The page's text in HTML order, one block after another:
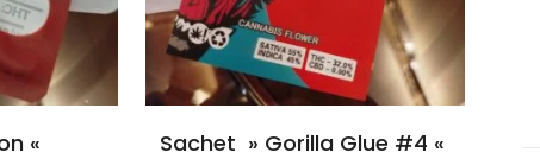
« Sachet » Gorilla Glue #4 «